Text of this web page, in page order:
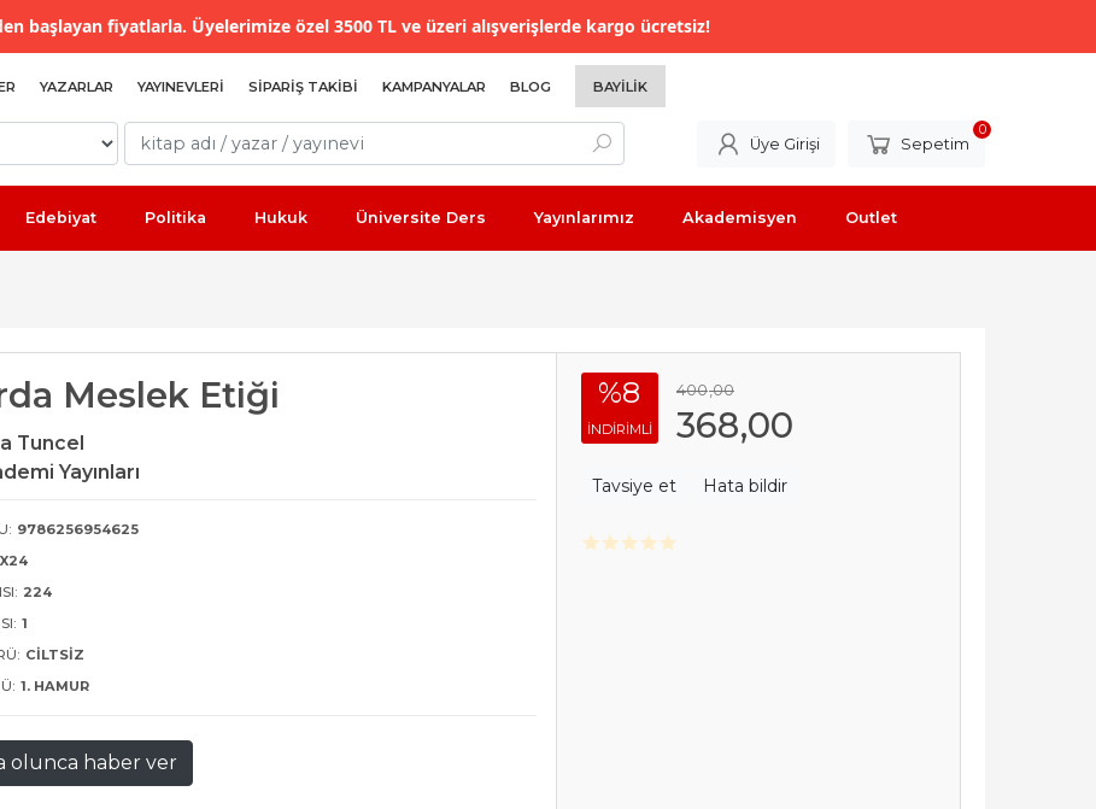
başlayan fiyatlarla. Üyelerimize özel 3500 TL ve üzeri alışverişlerde kargo ücretsiz!
YAZARLAR YAYINEVLERI SIPARIŞ TAKIBI KAMPANYALAR BLOG BAYILIK
Üye Girişi Sepetim
0
Edebiyat Politika Hukuk Üniversite Ders Yayınlarımız Akademisyen Outlet
Meslek Etiği
Tuncel
Yayınları
9786256954625
224
1
CILTSIZ
1. HAMUR
olunca haber ver
%8
INDIRIMLI
400,00
368,00
Tavsiye et Hata bildir